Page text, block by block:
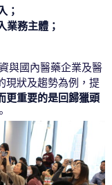
；
業務主體；
與國內醫藥企業及醫
現狀及趨勢為例，提
更重要的是回歸獵頭